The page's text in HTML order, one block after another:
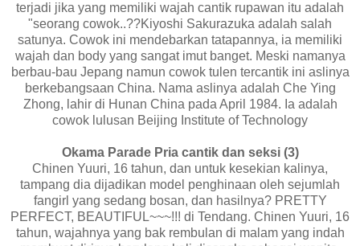
terjadi jika yang memiliki wajah cantik rupawan itu adalah
"seorang cowok..??Kiyoshi Sakurazuka adalah salah
satunya. Cowok ini mendebarkan tatapannya, ia memiliki
wajah dan body yang sangat imut banget. Meski namanya
berbau-bau Jepang namun cowok tulen tercantik ini aslinya
berkebangsaan China. Nama aslinya adalah Che Ying
Zhong, lahir di Hunan China pada April 1984. Ia adalah
cowok lulusan Beijing Institute of Technology
Okama Parade Pria cantik dan seksi (3)
Chinen Yuuri, 16 tahun, dan untuk kesekian kalinya,
tampang dia dijadikan model penghinaan oleh sejumlah
fangirl yang sedang bosan, dan hasilnya? PRETTY
PERFECT, BEAUTIFUL~~~!!! di Tendang. Chinen Yuuri, 16
tahun, wajahnya yang bak rembulan di malam yang indah